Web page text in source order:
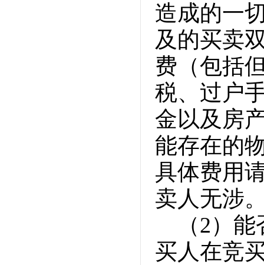
造成的一
及的买卖
费（包括
税、过户
金以及房
能存在的
具体费用
卖人无涉
（2）
买人在竞